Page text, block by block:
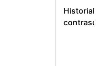
Historial